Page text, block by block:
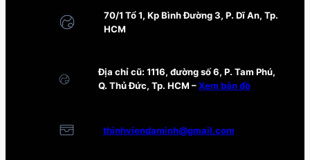
70/1 Tổ 1, Kp Bình Đường 3, P. Dĩ An, Tp.
HCM
Địa chỉ cũ: 1116, đường số 6, P. Tam Phú,
Q. Thủ Đức, Tp. HCM –Xem bản đồ
thinhviendaminh@gmail.com